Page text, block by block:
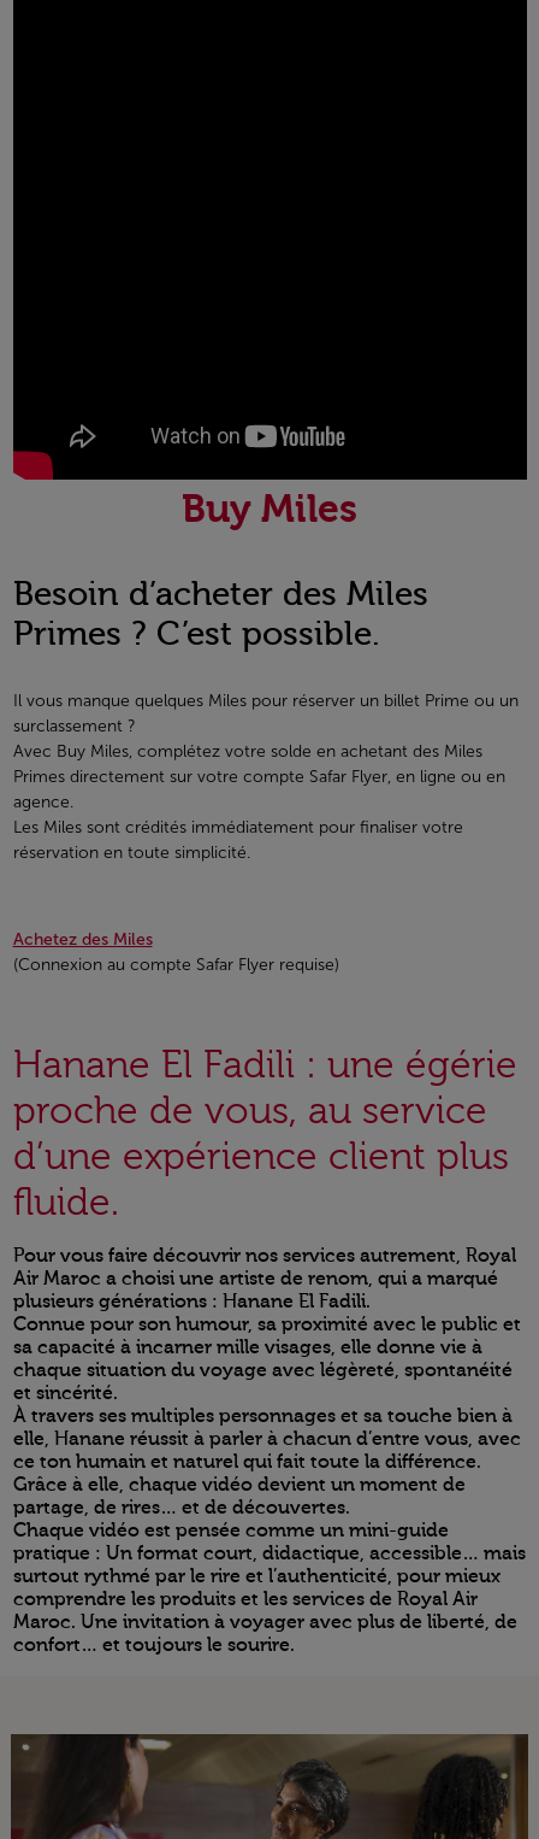
Buy Miles
Besoin d’acheter des Miles
Primes ? C’est possible.
Il vous manque quelques Miles pour réserver un billet Prime ou un
surclassement ?
Avec Buy Miles, complétez votre solde en achetant des Miles
Primes directement sur votre compte Safar Flyer, en ligne ou en
agence.
Les Miles sont crédités immédiatement pour finaliser votre
réservation en toute simplicité.
Achetez des Miles
(Connexion au compte Safar Flyer requise)
Hanane El Fadili : une égérie
proche de vous, au service
d’une expérience client plus
fluide.
Pour vous faire découvrir nos services autrement, Royal
Air Maroc a choisi une artiste de renom, qui a marqué
plusieurs générations : Hanane El Fadili.
Connue pour son humour, sa proximité avec le public et
sa capacité à incarner mille visages, elle donne vie à
chaque situation du voyage avec légèreté, spontanéité
et sincérité.
À travers ses multiples personnages et sa touche bien à
elle, Hanane réussit à parler à chacun d’entre vous, avec
ce ton humain et naturel qui fait toute la différence.
Grâce à elle, chaque vidéo devient un moment de
partage, de rires… et de découvertes.
Chaque vidéo est pensée comme un mini-guide
pratique : Un format court, didactique, accessible… mais
surtout rythmé par le rire et l’authenticité, pour mieux
comprendre les produits et les services de Royal Air
Maroc. Une invitation à voyager avec plus de liberté, de
confort… et toujours le sourire.